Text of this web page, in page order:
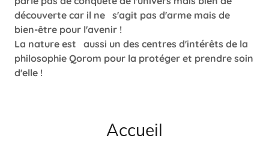
découverte car il ne s'agit pas d'arme mais de
bien-être pour l'avenir !
La nature est aussi un des centres d'intérêts de la
philosophie Qorom pour la protéger et prendre soin
d'elle !
Accueil